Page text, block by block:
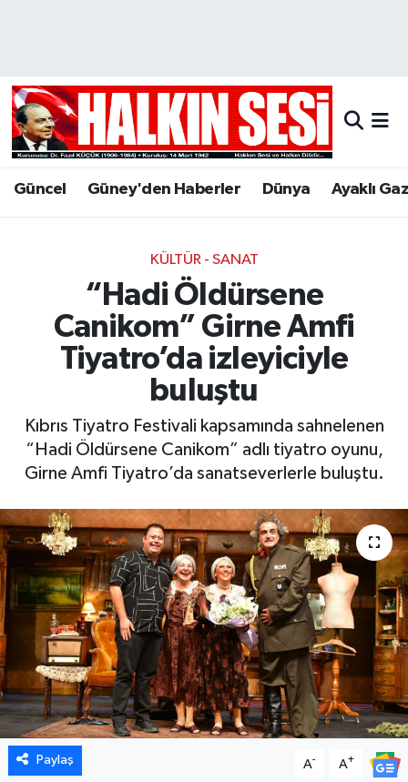
Güncel Güney'den Haberler Dünya Ayaklı
KÜLTÜR - SANAT
“Hadi Öldürsene
Canikom” Girne Amfi
Tiyatro’da izleyiciyle
buluştu
Kıbrıs Tiyatro Festivali kapsamında sahnelenen
“Hadi Öldürsene Canikom” adlı tiyatro oyunu,
Girne Amfi Tiyatro’da sanatseverlerle buluştu.
Paylaş A- A+
Hava Durumu
Trafik Durumu
Tüm Manşetler
Son Dakika Haberleri
Haber Arşivi